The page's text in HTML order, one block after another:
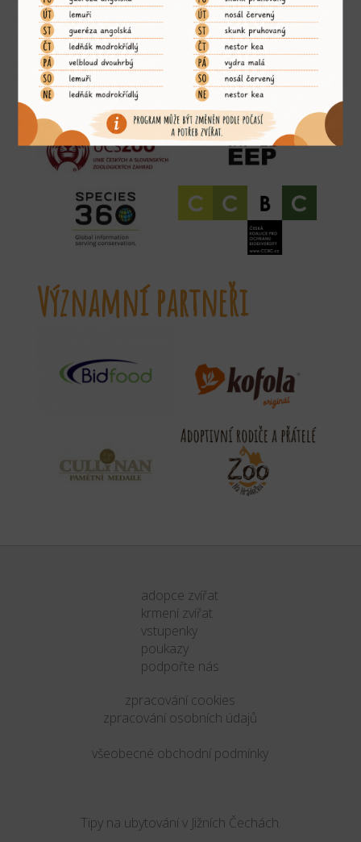
Jsme členem
Významní partneři
adopce zvířat
krmení zvířat
vstupenky
poukazy
podpořte nás
zpracování cookies
zpracování osobních údajů
všeobecné obchodní podmínky
Tipy na ubytování v Jižních Čechách.